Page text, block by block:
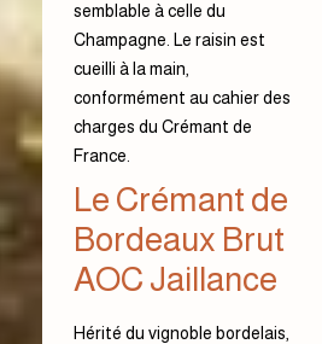
semblable à celle du
Champagne. Le raisin est
cueilli à la main,
conformément au cahier des
charges du Crémant de
France.
Le Crémant de
Bordeaux Brut
AOC Jaillance
Hérité du vignoble bordelais,